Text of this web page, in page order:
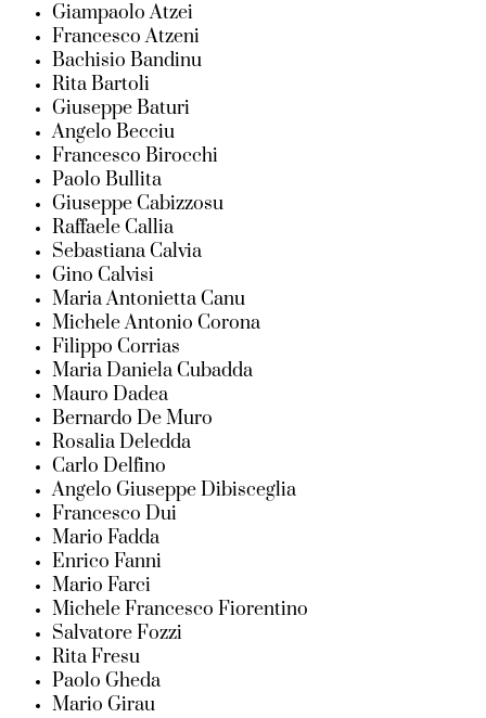
Giampaolo Atzei
Francesco Atzeni
Bachisio Bandinu
Rita Bartoli
Giuseppe Baturi
Angelo Becciu
Francesco Birocchi
Paolo Bullita
Giuseppe Cabizzosu
Raffaele Callia
Sebastiana Calvia
Gino Calvisi
Maria Antonietta Canu
Michele Antonio Corona
Filippo Corrias
Maria Daniela Cubadda
Mauro Dadea
Bernardo De Muro
Rosalia Deledda
Carlo Delfino
Angelo Giuseppe Dibisceglia
Francesco Dui
Mario Fadda
Enrico Fanni
Mario Farci
Michele Francesco Fiorentino
Salvatore Fozzi
Rita Fresu
Paolo Gheda
Mario Girau